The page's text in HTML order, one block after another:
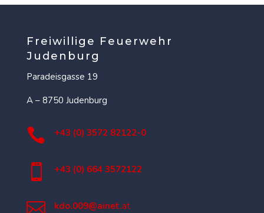
Freiwillige Feuerwehr
Judenburg
Paradeisgasse 19
A – 8750 Judenburg
 +43 (0) 3572 82122-0
 +43 (0) 664 3572122
 kdo.009@ainet.at